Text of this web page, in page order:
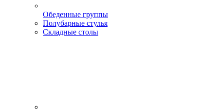
Обеденные группы
Полубарные стулья
Складные столы